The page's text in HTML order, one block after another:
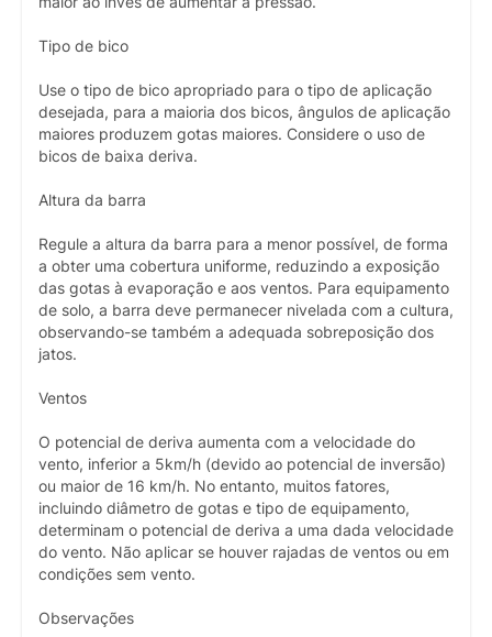
Tipo de bico
Use o tipo de bico apropriado para o tipo de aplicação
desejada, para a maioria dos bicos, ângulos de aplicação
maiores produzem gotas maiores. Considere o uso de
bicos de baixa deriva.
Altura da barra
Regule a altura da barra para a menor possível, de forma
a obter uma cobertura uniforme, reduzindo a exposição
das gotas à evaporação e aos ventos. Para equipamento
de solo, a barra deve permanecer nivelada com a cultura,
observando-se também a adequada sobreposição dos
jatos.
Ventos
O potencial de deriva aumenta com a velocidade do
vento, inferior a 5km/h (devido ao potencial de inversão)
ou maior de 16 km/h. No entanto, muitos fatores,
incluindo diâmetro de gotas e tipo de equipamento,
determinam o potencial de deriva a uma dada velocidade
do vento. Não aplicar se houver rajadas de ventos ou em
condições sem vento.
Observações